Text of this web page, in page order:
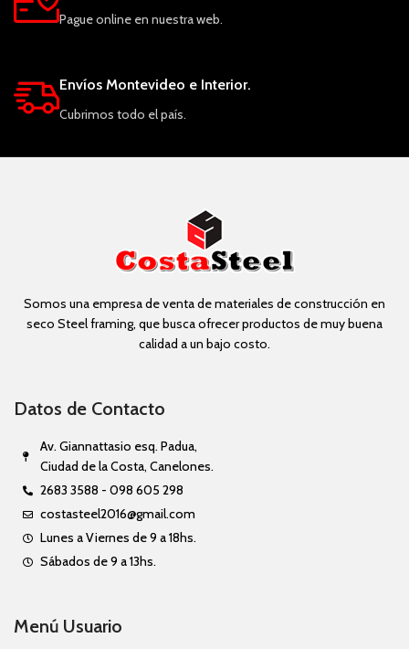
Pague online en nuestra web.
Envíos Montevideo e Interior.
Cubrimos todo el país.
Somos una empresa de venta de materiales de construcción en
seco Steel framing, que busca ofrecer productos de muy buena
calidad a un bajo costo.
Datos de Contacto
Av. Giannattasio esq. Padua,
Ciudad de la Costa, Canelones.
2683 3588 - 098 605 298
costasteel2016@gmail.com
Lunes a Viernes de 9 a 18hs.
Sábados de 9 a 13hs.
Menú Usuario